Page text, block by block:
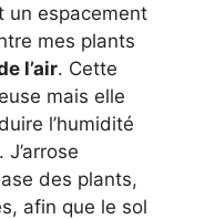
un espacement
mes plants
l’air. Cette
mais elle
l’humidité
des plants,
afin que le sol